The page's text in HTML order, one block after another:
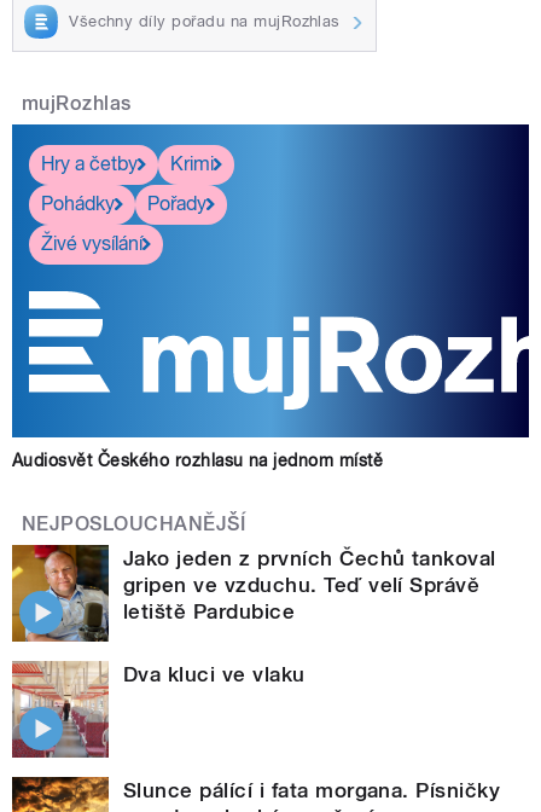
Všechny díly pořadu na mujRozhlas
mujRozhlas
Hry a četby
Krimi
Pohádky
Pořady
Živé vysílání
Audiosvět Českého rozhlasu na jednom místě
NEJPOSLOUCHANĚJŠÍ
Jako jeden z prvních Čechů tankoval
gripen ve vzduchu. Teď velí Správě
letiště Pardubice
Dva kluci ve vlaku
Slunce pálící i fata morgana. Písničky